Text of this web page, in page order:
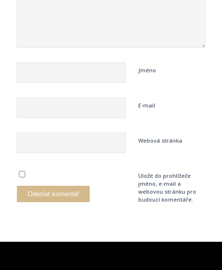
Jméno
E-mail
Webová stránka
Uložit do prohlížeče
jméno, e-mail a
webovou stránku pro
budoucí komentáře.